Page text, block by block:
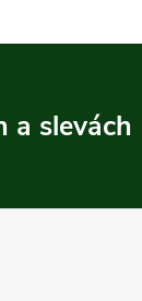
a slevách